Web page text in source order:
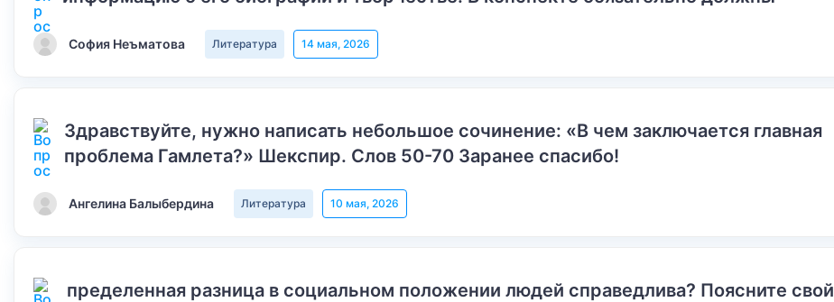
София Неъматова Литература 14 мая, 2026
Здравствуйте, нужно написать небольшое сочинение: «В чем заключается главная
проблема Гамлета?» Шекспир. Слов 50-70 Заранее спасибо!
Ангелина Балыбердина Литература 10 мая, 2026
пределенная разница в социальном положении людей справедлива? Поясните свой